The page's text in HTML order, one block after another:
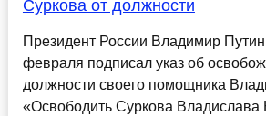
Суркова от должности
Президент России Владимир
февраля подписал указ об
должности своего помощника
«Освободить Суркова Владислава